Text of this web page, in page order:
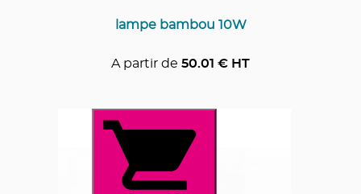
lampe bambou 10W
A partir de 50.01 € HT